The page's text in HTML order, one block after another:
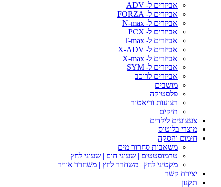
אביזרים ל- ADV
אביזרים ל- FORZA
אביזרים ל- N-max
אביזרים ל- PCX
אביזרים ל- T-max
אביזרים ל- X-ADV
אביזרים ל- X-max
אביזרים ל- SYM
אביזרים לרוכב
מושבים
פלסטיקה
רצועות וריאטור
תיקים
צעצועים לילדים
מוצרי בלוטוס
חימום והסקה
משאבות סחרור מים
טרמוסטטים | שעוני חום | שעוני לחץ
מקטיני לחץ | משחרר לחץ | משחרר אוויר
יצירת קשר
תקנון